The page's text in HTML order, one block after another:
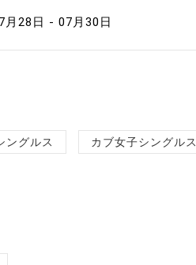
月28日 - 07月30日
ングルス カブ女子シングルス